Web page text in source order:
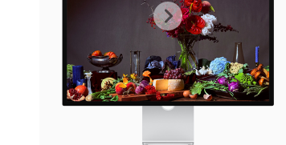
上
一
张
图
下
一
张
图